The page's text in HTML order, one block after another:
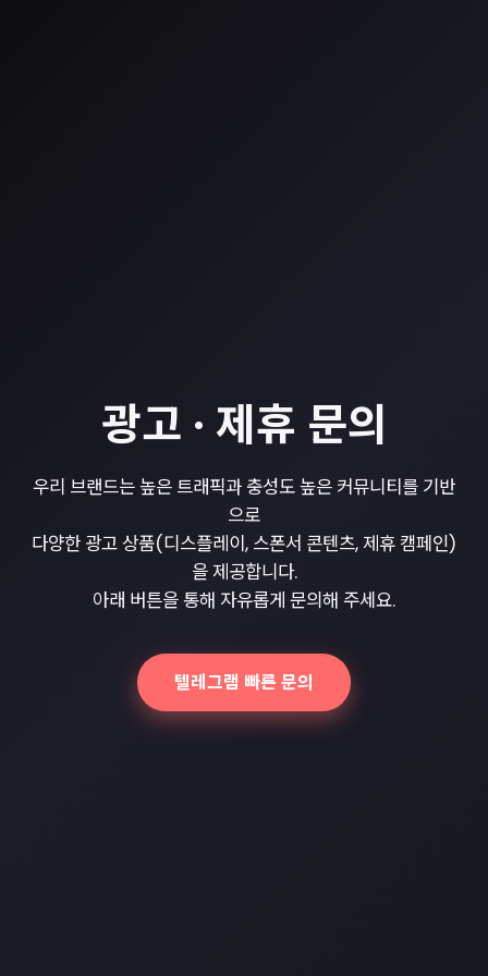
광고 · 제휴 문의
우리 브랜드는 높은 트래픽과 충성도 높은 커뮤니티를 기반
으로
다양한 광고 상품(디스플레이, 스폰서 콘텐츠, 제휴 캠페인)
을 제공합니다.
아래 버튼을 통해 자유롭게 문의해 주세요.
텔레그램 빠른 문의